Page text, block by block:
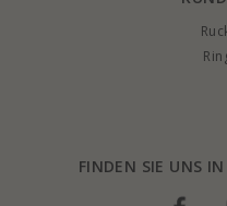
FINDEN SIE UNS